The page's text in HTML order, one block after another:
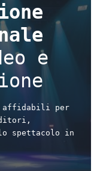
e
affidabili per
spettacolo in